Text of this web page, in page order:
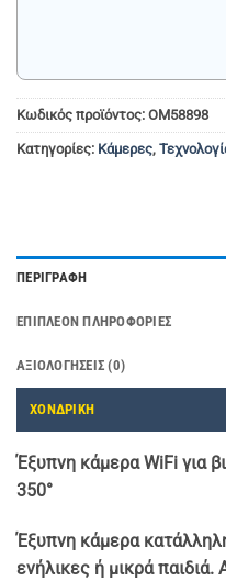
Κωδικός προϊόντος: ΟΜ58898
Κατηγορίες: Κάμερες,
ΠΕΡΙΓΡΑΦΉ
ΕΠΙΠΛΈΟΝ ΠΛΗΡΟΦΟΡΊΕΣ
ΑΞΙΟΛΟΓΉΣΕΙΣ (0)
ΧΟΝΔΡΙΚΗ
Έξυπνη κάμερα WiFi για
350°
Έξυπνη κάμερα
ενήλικες ή μικρά παιδιά.